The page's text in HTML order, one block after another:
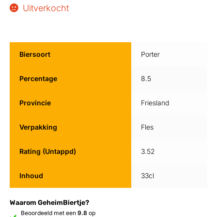
Uitverkocht
Waarom GeheimBiertje?
Beoordeeld met een 9.8 op
Biersoort Porter
Percentage 8.5
Provincie Friesland
Verpakking Fles
Rating (Untappd) 3.52
Inhoud 33cl